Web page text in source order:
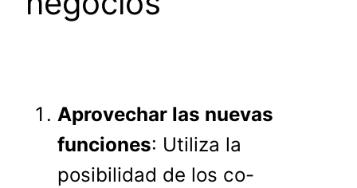
Aprovechar las nuevas
funciones: Utiliza la
posibilidad de los co-